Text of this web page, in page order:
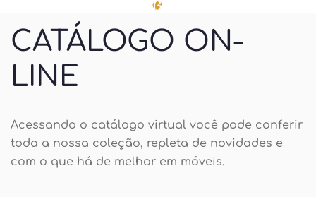
CATÁLOGO ON-
LINE
Acessando o catálogo virtual você pode conferir
toda a nossa coleção, repleta de novidades e
com o que há de melhor em móveis.